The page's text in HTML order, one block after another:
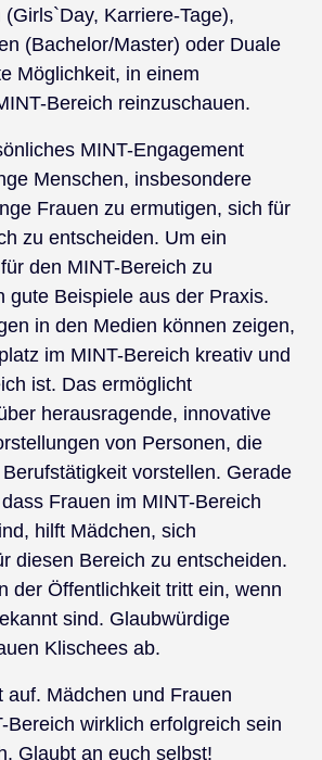
Karriere-Tage),
(Bachelor/Master) oder Duale
Möglichkeit, in einem
Bereich reinzuschauen.
MINT-Engagement
Menschen, insbesondere
Frauen zu ermutigen, sich für
zu entscheiden. Um ein
den MINT-Bereich zu
gute Beispiele aus der Praxis.
in den Medien können zeigen,
im MINT-Bereich kreativ und
ist. Das ermöglicht
herausragende, innovative
von Personen, die
vorstellen. Gerade
Frauen im MINT-Bereich
hilft Mädchen, sich
diesen Bereich zu entscheiden.
der Öffentlichkeit tritt ein, wenn
sind. Glaubwürdige
Klischees ab.
auf. Mädchen und Frauen
Bereich wirklich erfolgreich sein
Glaubt an euch selbst!